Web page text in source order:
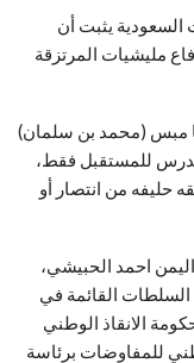
السعودية يثبت أن
مليشيات المرتزقة
مبس (محمد بن سلمان)
للمستقبل فقط،
حليفه من انتصار أو
احمد الحبيشي،
السلطات القائمة في
الانقاذ الوطني
للمفاوضات برئاسة